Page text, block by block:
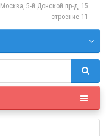
Москва, 5-й Донской пр-д, 15
строение 11